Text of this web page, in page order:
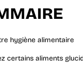
hygiène alimentaire
certains aliments